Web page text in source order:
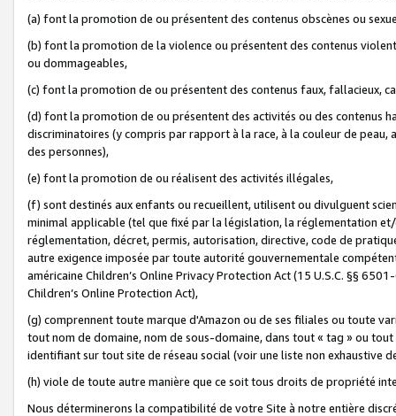
(a) font la promotion de ou présentent des contenus obscènes ou
(b) font la promotion de la violence ou présentent des contenus
ou dommageables,
(c) font la promotion de ou présentent des contenus faux, fallacieux,
(d) font la promotion de ou présentent des activités ou des contenus
discriminatoires (y compris par rapport à la race, à la couleur de
des personnes),
(e) font la promotion de ou réalisent des activités illégales,
(f) sont destinés aux enfants ou recueillent, utilisent ou divulguent
minimal applicable (tel que fixé par la législation, la réglementation
réglementation, décret, permis, autorisation, directive, code de
autre exigence imposée par toute autorité gouvernementale
américaine Children’s Online Privacy Protection Act (15 U.S.C. §§
Children’s Online Protection Act),
(g) comprennent toute marque d'Amazon ou de ses filiales ou toute
tout nom de domaine, nom de sous-domaine, dans tout « tag » ou
identifiant sur tout site de réseau social (voir une liste non exhaustive
(h) viole de toute autre manière que ce soit tous droits de propriété
Nous déterminerons la compatibilité de votre Site à notre entière